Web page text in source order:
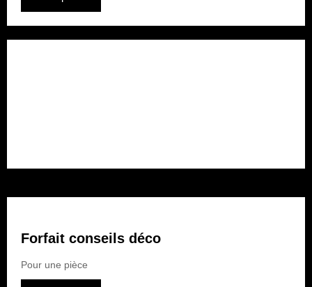
Forfait conseils déco
Pour une pièce